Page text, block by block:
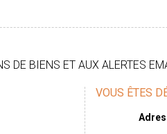
DE BIENS ET AUX ALERTES
VOUS ÊTES